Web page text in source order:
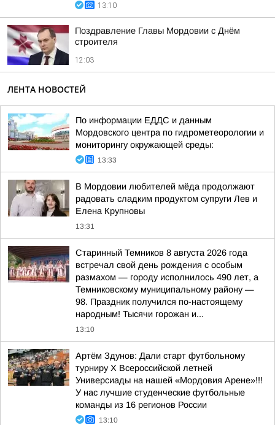
13:10
Поздравление Главы Мордовии с Днём
строителя
12:03
ЛЕНТА НОВОСТЕЙ
По информации ЕДДС и данным
Мордовского центра по гидрометеорологии и
мониторингу окружающей среды:
13:33
В Мордовии любителей мёда продолжают
радовать сладким продуктом супруги Лев и
Елена Крупновы
13:31
Старинный Темников 8 августа 2026 года
встречал свой день рождения с особым
размахом — городу исполнилось 490 лет, а
Темниковскому муниципальному району —
98. Праздник получился по-настоящему
народным! Тысячи горожан и...
13:10
Артём Здунов: Дали старт футбольному
турниру Х Всероссийской летней
Универсиады на нашей «Мордовия Арене»!!!
У нас лучшие студенческие футбольные
команды из 16 регионов России
13:10